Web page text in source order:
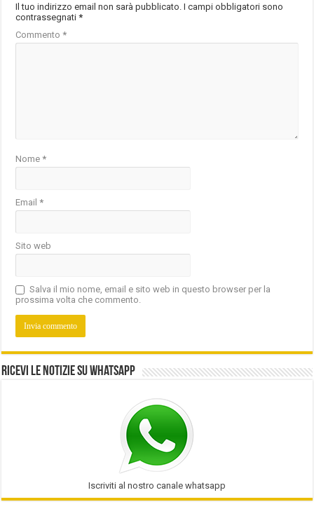
Il tuo indirizzo email non sarà pubblicato. I campi obbligatori sono
contrassegnati*
Commento*
Nome*
Email*
Sito web
Salva il mio nome, email e sito web in questo browser per la
prossima volta che commento.
Ricevi le notizie su Whatsapp
Iscriviti al nostro canale whatsapp